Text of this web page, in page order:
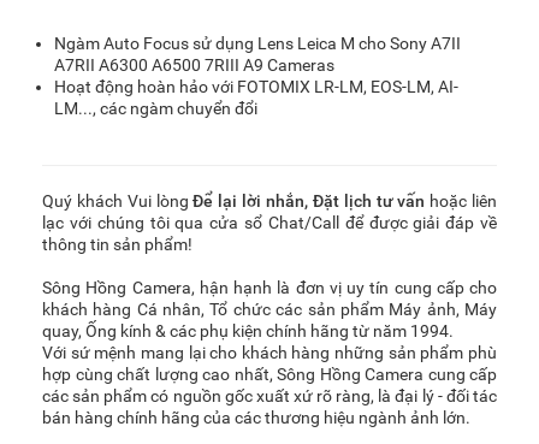
Ngàm Auto Focus sử dụng Lens Leica M cho Sony A7II
A7RII A6300 A6500 7RIII A9 Cameras
Hoạt động hoàn hảo với FOTOMIX LR-LM, EOS-LM, AI-
LM..., các ngàm chuyển đổi
Quý khách Vui lòng Để lại lời nhắn, Đặt lịch tư vấn hoặc liên
lạc với chúng tôi qua cửa sổ Chat/Call để được giải đáp về
thông tin sản phẩm!
Sông Hồng Camera, hận hạnh là đơn vị uy tín cung cấp cho
khách hàng Cá nhân, Tổ chức các sản phẩm Máy ảnh, Máy
quay, Ống kính & các phụ kiện chính hãng từ năm 1994.
Với sứ mệnh mang lại cho khách hàng những sản phẩm phù
hợp cùng chất lượng cao nhất, Sông Hồng Camera cung cấp
các sản phẩm có nguồn gốc xuất xứ rõ ràng, là đại lý - đối tác
bán hàng chính hãng của các thương hiệu ngành ảnh lớn.